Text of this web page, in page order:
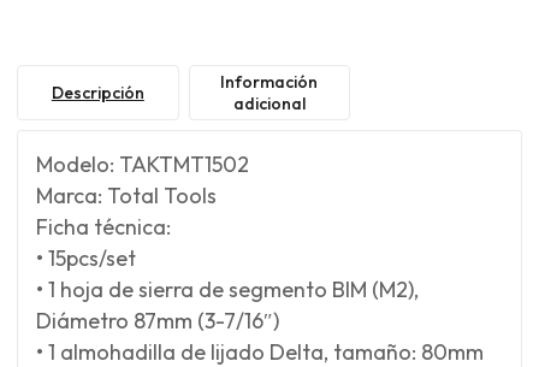
Descripción
Información
adicional
Modelo: TAKTMT1502
Marca: Total Tools
Ficha técnica:
• 15pcs/set
• 1 hoja de sierra de segmento BIM (M2),
Diámetro 87mm (3-7/16″)
• 1 almohadilla de lijado Delta, tamaño: 80mm